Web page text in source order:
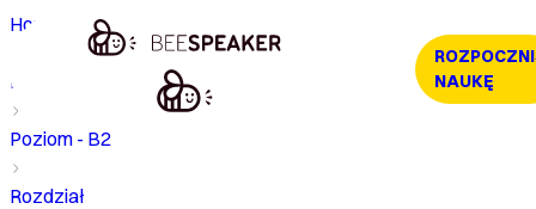
NAUKĘ
Home
Kurs
Poziom - B2
Rozdział